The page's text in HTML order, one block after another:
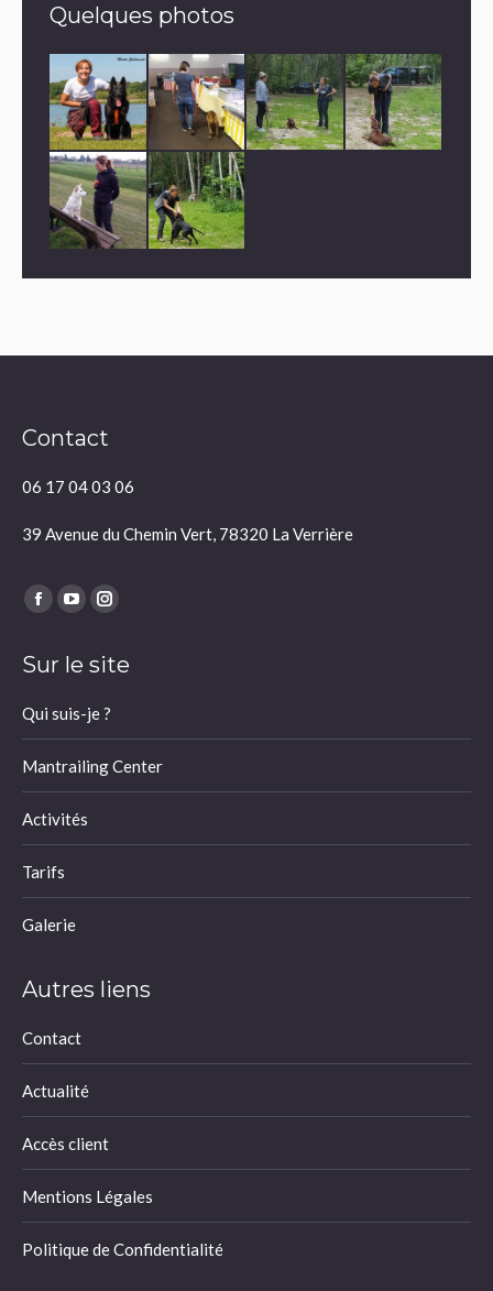
Quelques photos
Contact
06 17 04 03 06
39 Avenue du Chemin Vert, 78320 La Verrière
Trouvez nous sur :
Facebook
opens
new
YouTube
opens
new
Instagram
opens
new
Sur le site
Qui suis-je ?
Mantrailing Center
Activités
Tarifs
Galerie
Autres liens
Contact
Actualité
Accès client
Mentions Légales
Politique de Confidentialité